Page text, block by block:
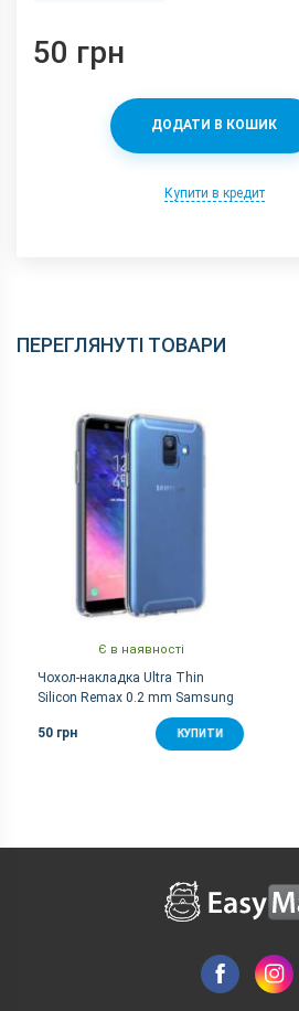
50 грн
ДОДАТИ В КОШИК
Купити в кредит
ПЕРЕГЛЯНУТІ ТОВАРИ
Є в наявності
Чохол-накладка Ultra Thin
Silicon Remax 0.2 mm Samsung
50 грн
КУПИТИ